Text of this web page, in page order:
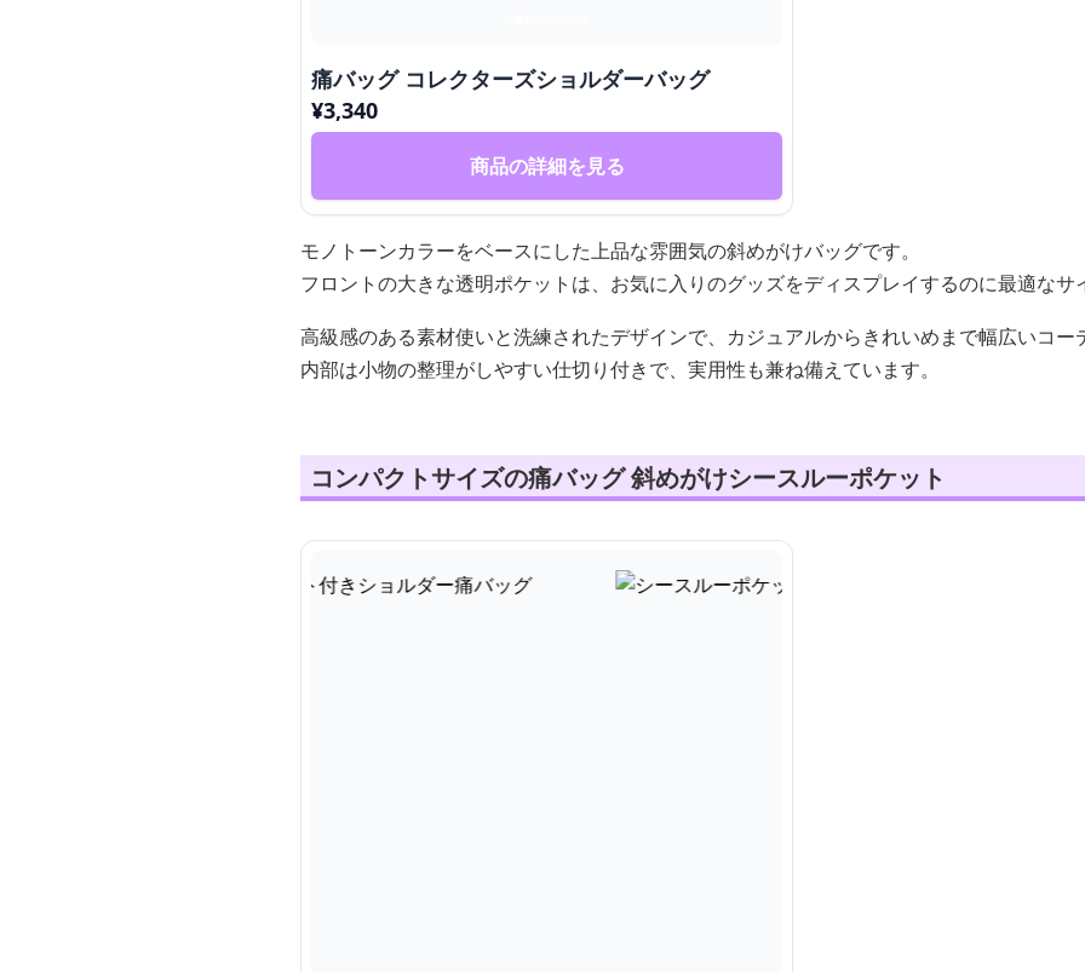
痛バッグ コレクターズショルダーバッグ
¥3,340
商品の詳細を見る
モノトーンカラーをベースにした上品な雰囲気の斜めがけバッグです。
フロントの大きな透明ポケットは、お気に入りのグッズをディスプレイするのに最適なサ
高級感のある素材使いと洗練されたデザインで、カジュアルからきれいめまで幅広いコー
内部は小物の整理がしやすい仕切り付きで、実用性も兼ね備えています。
コンパクトサイズの痛バッグ 斜めがけシースルーポケット